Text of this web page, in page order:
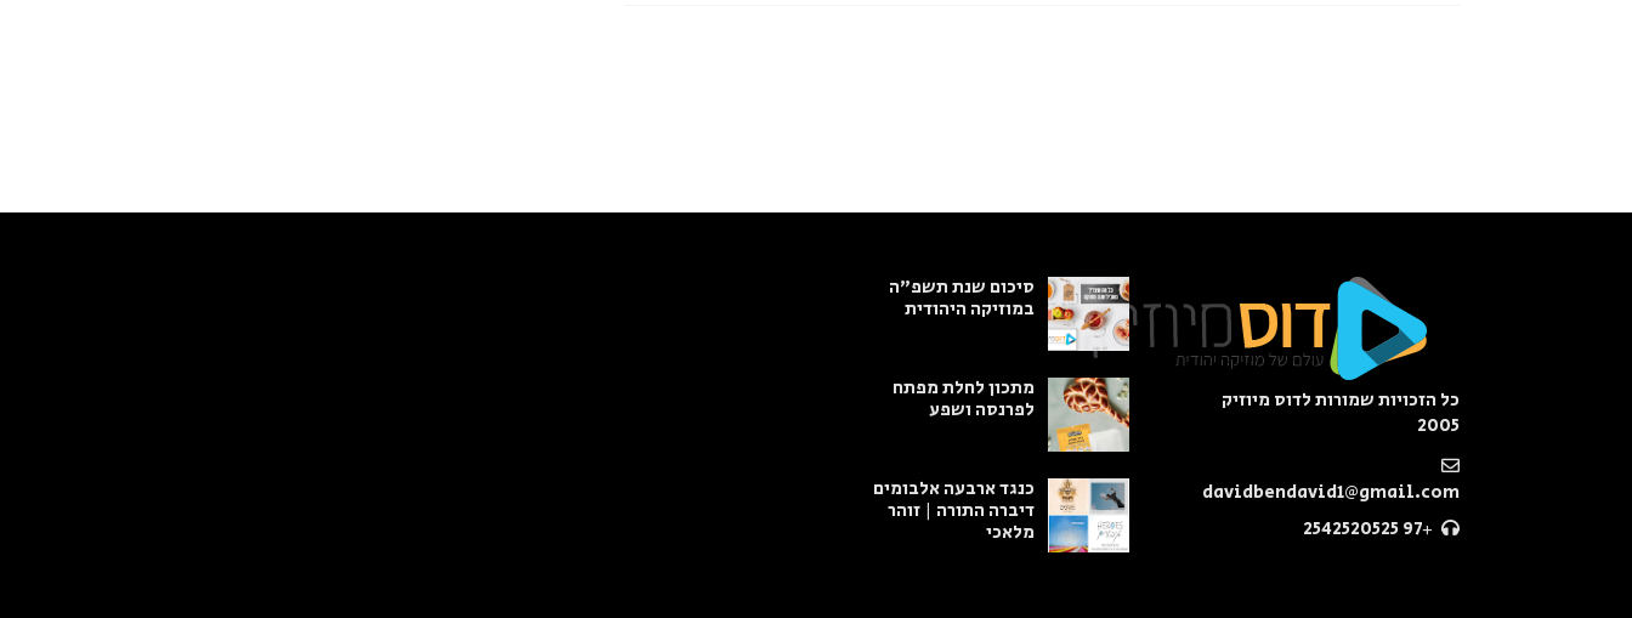
כל הזכויות שמורות לדוס מיוזיק
2005
davidbendavid1@gmail.com
+97 2542520525
סיכום שנת תשפ"ה
במוזיקה היהודית
מתכון לחלת מפתח
לפרנסה ושפע
כנגד ארבעה אלבומים
דיברה התורה | זוהר
מלאכי